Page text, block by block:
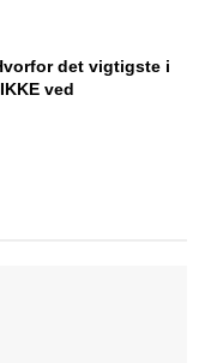
det vigtigste i
ved